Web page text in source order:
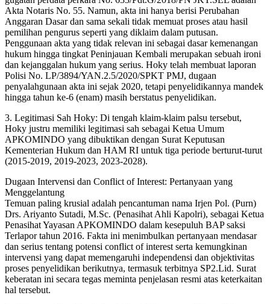
Akta Notaris No. 55. Namun, akta ini hanya berisi Perubahan
Anggaran Dasar dan sama sekali tidak memuat proses atau hasil
pemilihan pengurus seperti yang diklaim dalam putusan.
Penggunaan akta yang tidak relevan ini sebagai dasar kemenangan
hukum hingga tingkat Peninjauan Kembali merupakan sebuah ironi
dan kejanggalan hukum yang serius. Hoky telah membuat laporan
Polisi No. LP/3894/YAN.2.5/2020/SPKT PMJ, dugaan
penyalahgunaan akta ini sejak 2020, tetapi penyelidikannya mandek
hingga tahun ke-6 (enam) masih berstatus penyelidikan.
3. Legitimasi Sah Hoky: Di tengah klaim-klaim palsu tersebut,
Hoky justru memiliki legitimasi sah sebagai Ketua Umum
APKOMINDO yang dibuktikan dengan Surat Keputusan
Kementerian Hukum dan HAM RI untuk tiga periode berturut-turut
(2015-2019, 2019-2023, 2023-2028).
Dugaan Intervensi dan Conflict of Interest: Pertanyaan yang
Menggelantung
Temuan paling krusial adalah pencantuman nama Irjen Pol. (Purn)
Drs. Ariyanto Sutadi, M.Sc. (Penasihat Ahli Kapolri), sebagai Ketua
Penasihat Yayasan APKOMINDO dalam kesepuluh BAP saksi
Terlapor tahun 2016. Fakta ini menimbulkan pertanyaan mendasar
dan serius tentang potensi conflict of interest serta kemungkinan
intervensi yang dapat memengaruhi independensi dan objektivitas
proses penyelidikan berikutnya, termasuk terbitnya SP2.Lid. Surat
keberatan ini secara tegas meminta penjelasan resmi atas keterkaitan
hal tersebut.